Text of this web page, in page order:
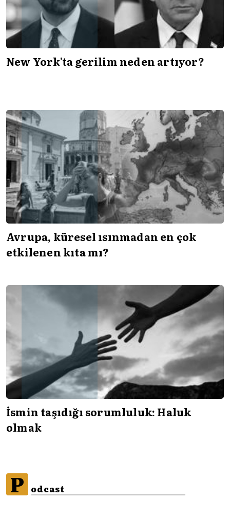
New York'ta gerilim neden artıyor?
Avrupa, küresel ısınmadan en çok
etkilenen kıta mı?
İsmin taşıdığı sorumluluk: Haluk
olmak
P odcast